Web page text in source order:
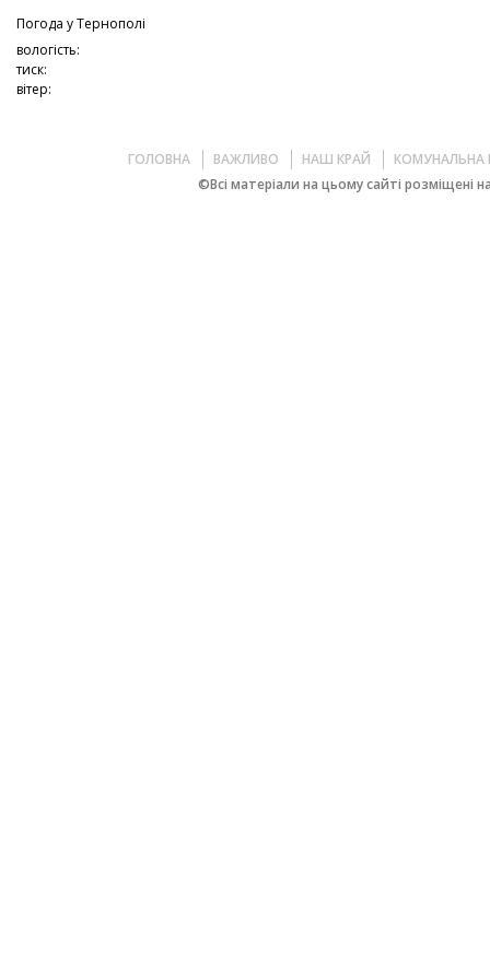
Погода уТернополі
вологість:
тиск:
вітер:
ГОЛОВНА ВАЖЛИВО НАШ КРАЙ
КОМУНАЛЬНА
©Всі матеріали на цьому сайті розміщені